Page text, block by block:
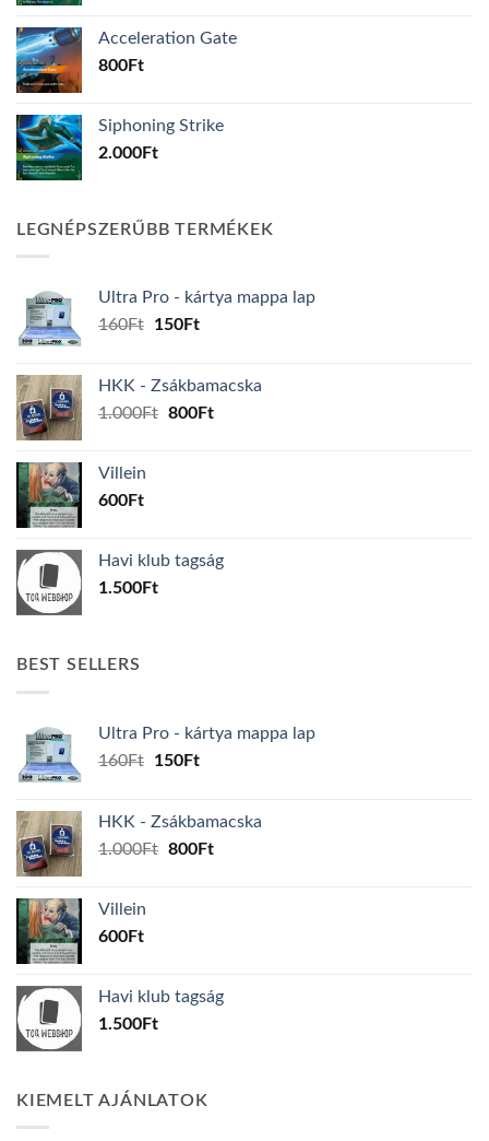
Acceleration Gate
800Ft
Siphoning Strike
2.000Ft
LEGNÉPSZERŰBB TERMÉKEK
Ultra Pro - kártya mappa lap
160Ft
Original
160Ft.
150FtCurrent
150Ft.
HKK - Zsákbamacska
1.000Ft Original
800FtCurrent
Villein
600Ft
Havi klub tagság
1.500Ft
BEST SELLERS
Ultra Pro - kártya mappa lap
160Ft
Original
160Ft.
150FtCurrent
150Ft.
HKK - Zsákbamacska
1.000Ft Original
800FtCurrent
Villein
600Ft
Havi klub tagság
1.500Ft
KIEMELT AJÁNLATOK